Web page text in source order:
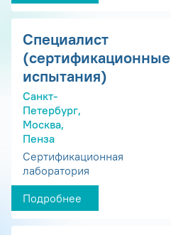
Специалист
(сертификационные
испытания)
Санкт-
Петербург,
Москва,
Пенза
Сертификационная
лаборатория
Подробнее